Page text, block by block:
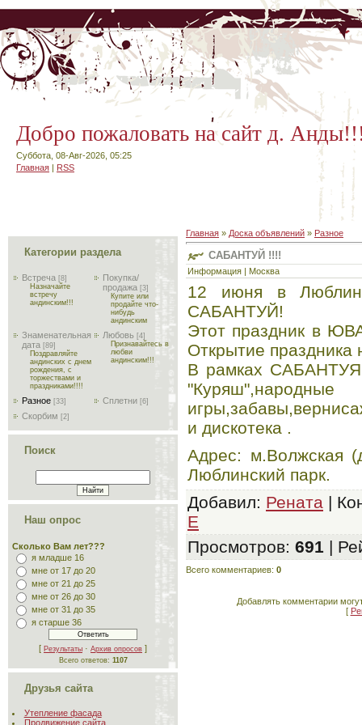
Добро пожаловать на сайт д.
Суббота, 08-Авг-2026, 05:25
Главная | RSS
Категории раздела
Встреча [8]
Назначайте
встречу
андинским!!!
Покупка/
продажа [3]
Купите или
продайте что-
нибудь
андинским
Знаменательная
дата [89]
Поздравляйте
андинских с днем
рождения, с
торжествами и
праздниками!!!!
Любовь [4]
Признавайтесь в
любви
андинским!!!
Разное [33] Сплетни [6]
Скорбим [2]
Поиск
Наш опрос
Сколько Вам лет???
я младше 16
мне от 17 до 20
мне от 21 до 25
мне от 26 до 30
мне от 31 до 35
я старше 36
[ Результаты · Архив опросов ]
Всего ответов: 1107
Друзья сайта
Утепление фасада
Продвижение сайта
Главная » Доска объявлений » Разное
САБАНТУЙ !!!!
Информация | Москва
12 июня в
САБАНТУЙ!
Этот праздник в
Открытие праздника
В рамках САБАНТУЯ
"Куряш",народные
и дискотека .
Адрес: м.Волжская
Люблинский парк.
Добавил: Рената |
E
Просмотров: 691 |
Всего комментариев: 0
Добавлять комментарии
[